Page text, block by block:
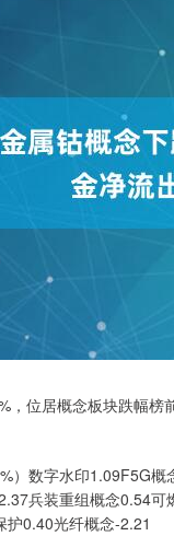
位居概念板块跌幅榜
）数字水印1.09F5G
兵装重组概念0.54
0.40光纤概念-2.21